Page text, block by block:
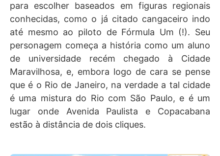
para escolher baseados em figuras regionais
conhecidas, como o já citado cangaceiro indo
até mesmo ao piloto de Fórmula Um (!). Seu
personagem começa a história como um aluno
de universidade recém chegado à Cidade
Maravilhosa, e, embora logo de cara se pense
que é o Rio de Janeiro, na verdade a tal cidade
é uma mistura do Rio com São Paulo, e é um
lugar onde Avenida Paulista e Copacabana
estão à distância de dois cliques.